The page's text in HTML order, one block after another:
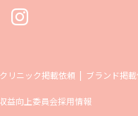
クリニック掲載依頼 ブランド掲
益向上委員会採用情報